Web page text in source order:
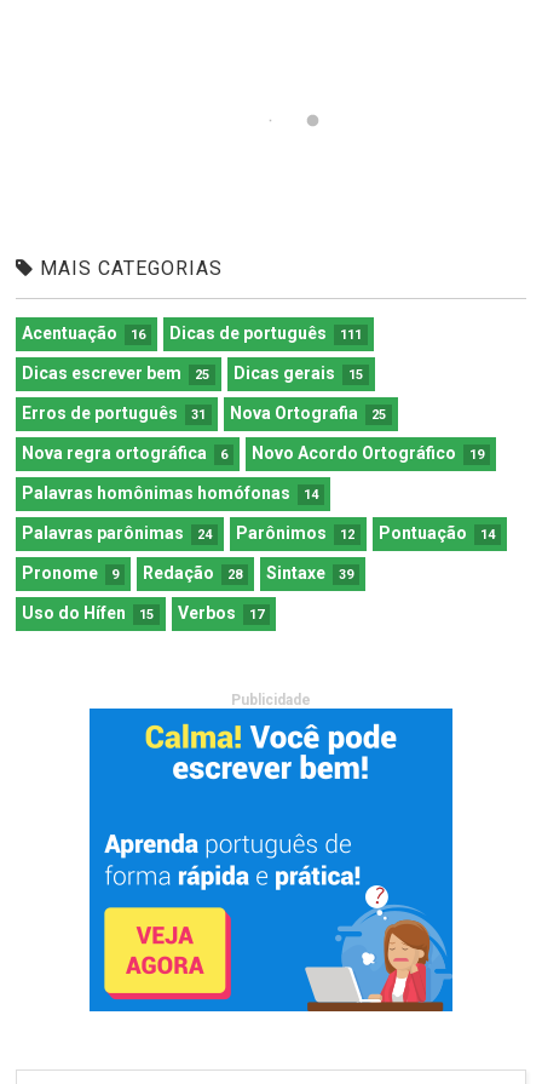
MAIS CATEGORIAS
Acentuação 16 Dicas de português 111
Dicas escrever bem 25 Dicas gerais 15
Erros de português 31 Nova Ortografia 25
Nova regra ortográfica 6 Novo Acordo Ortográfico 19
Palavras homônimas homófonas 14
Palavras parônimas 24 Parônimos 12 Pontuação 14
Pronome 9 Redação 28 Sintaxe 39
Uso do Hífen 15 Verbos 17
Publicidade